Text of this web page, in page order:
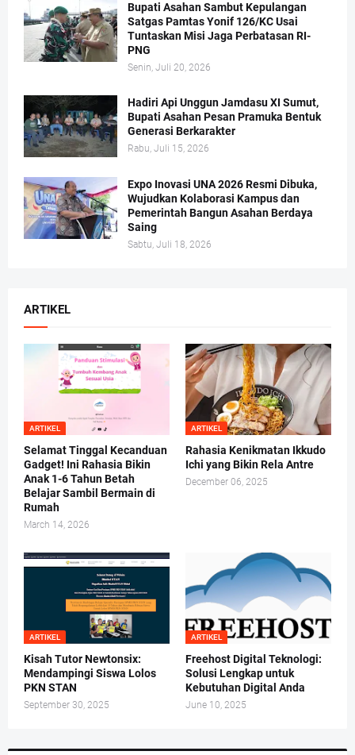
Bupati Asahan Sambut Kepulangan
Satgas Pamtas Yonif 126/KC Usai
Tuntaskan Misi Jaga Perbatasan RI-
PNG
Senin, Juli 20, 2026
Hadiri Api Unggun Jamdasu XI Sumut,
Bupati Asahan Pesan Pramuka Bentuk
Generasi Berkarakter
Rabu, Juli 15, 2026
Expo Inovasi UNA 2026 Resmi Dibuka,
Wujudkan Kolaborasi Kampus dan
Pemerintah Bangun Asahan Berdaya
Saing
Sabtu, Juli 18, 2026
ARTIKEL
ARTIKEL
Selamat Tinggal Kecanduan
Gadget! Ini Rahasia Bikin
Anak 1-6 Tahun Betah
Belajar Sambil Bermain di
Rumah
March 14, 2026
ARTIKEL
Rahasia Kenikmatan Ikkudo
Ichi yang Bikin Rela Antre
December 06, 2025
ARTIKEL
Kisah Tutor Newtonsix:
Mendampingi Siswa Lolos
PKN STAN
September 30, 2025
ARTIKEL
Freehost Digital Teknologi:
Solusi Lengkap untuk
Kebutuhan Digital Anda
June 10, 2025